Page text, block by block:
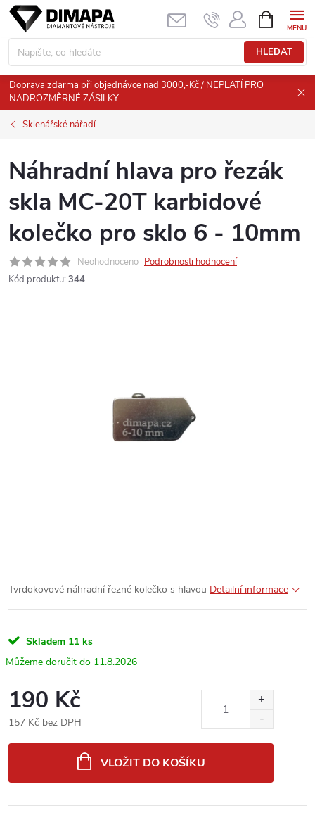
Přejít
obsah
HLEDAT
NÁKUPNÍ
KOŠÍK
Doprava zdarma při objednávce nad 3000,-Kč / NEPLATÍ PRO
NADROZMĚRNÉ ZÁSILKY
Sklenářské nářadí
Náhradní hlava pro řezák
skla MC-20T karbidové
kolečko pro sklo 6 - 10mm
Neohodnoceno Podrobnosti hodnocení
Kód produktu: 344
Tvrdokovové náhradní řezné kolečko s hlavou Detailní informace
Skladem 11 ks
11.8.2026
190 Kč
157 Kč bez DPH
VLOŽIT DO KOŠÍKU